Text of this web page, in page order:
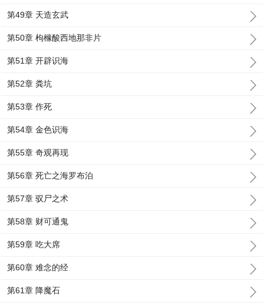
第49章 天造玄武
第50章 枸橼酸西地那非片
第51章 开辟识海
第52章 粪坑
第53章 作死
第54章 金色识海
第55章 奇观再现
第56章 死亡之海罗布泊
第57章 驭尸之术
第58章 财可通鬼
第59章 吃大席
第60章 难念的经
第61章 降魔石